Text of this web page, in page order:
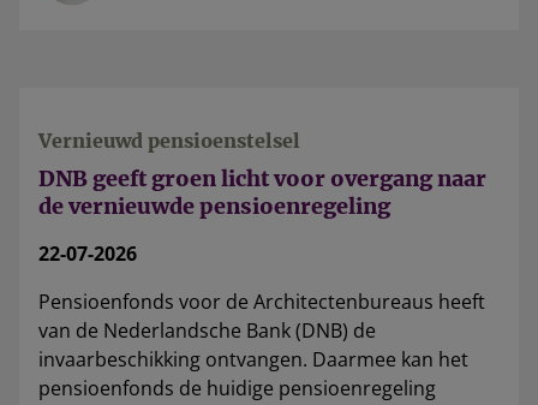
DNB geeft groen licht voor overgang naar
de vernieuwde pensioenregeling
Vernieuwd pensioenstelsel
22-07-2026
Pensioenfonds voor de Architectenbureaus heeft
van de Nederlandsche Bank (DNB) de
invaarbeschikking ontvangen. Daarmee kan het
pensioenfonds de huidige pensioenregeling